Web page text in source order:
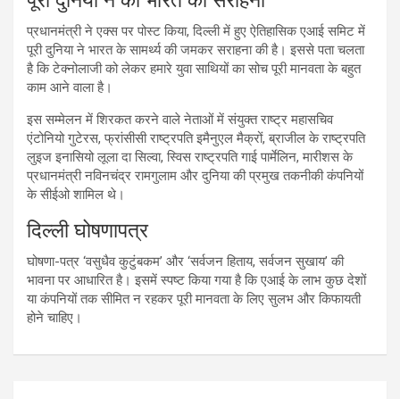
प्रधानमंत्री ने एक्स पर पोस्ट किया, दिल्ली में हुए ऐतिहासिक एआई समिट में
पूरी दुनिया ने भारत के साम‌र्थ्य की जमकर सराहना की है। इससे पता चलता
है कि टेक्नोलाजी को लेकर हमारे युवा साथियों का सोच पूरी मानवता के बहुत
काम आने वाला है।
इस सम्मेलन में शिरकत करने वाले नेताओं में संयुक्त राष्ट्र महासचिव
एंटोनियो गुटेरस, फ्रांसीसी राष्ट्रपति इमैनुएल मैक्रों, ब्राजील के राष्ट्रपति
लुइज इनासियो लूला दा सिल्वा, स्विस राष्ट्रपति गाई पार्मेलिन, मारीशस के
प्रधानमंत्री नविनचंद्र रामगुलाम और दुनिया की प्रमुख तकनीकी कंपनियों
के सीईओ शामिल थे।
दिल्ली घोषणापत्र
घोषणा-पत्र ‘वसुधैव कुटुंबकम’ और ‘सर्वजन हिताय, सर्वजन सुखाय’ की
भावना पर आधारित है। इसमें स्पष्ट किया गया है कि एआई के लाभ कुछ देशों
या कंपनियों तक सीमित न रहकर पूरी मानवता के लिए सुलभ और किफायती
होने चाहिए।